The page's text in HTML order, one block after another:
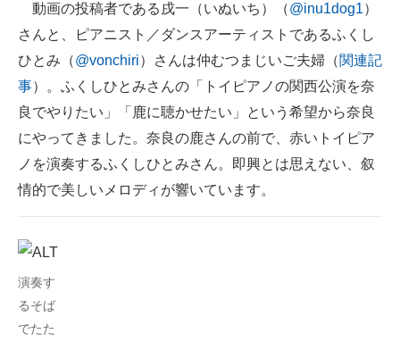
ビジネスと働き方のヒント
AI活用のいまが分かる
企業ITのトレンドを詳説
経営リーダーのコミュニティ
マーケ×ITの今がよく分かる
企業向けIT製品の総合サイト
IT製品の技術・比較・事例
製造業のIT導入・活用を支援
動画の投稿者である戌一（いぬいち）（@inu1dog1）
さんと、ピアニスト／ダンスアーティストであるふくし
ひとみ（@vonchiri）さんは仲むつまじいご夫婦（関連記
事）。ふくしひとみさんの「トイピアノの関西公演を奈
良でやりたい」「鹿に聴かせたい」という希望から奈良
にやってきました。奈良の鹿さんの前で、赤いトイピア
ノを演奏するふくしひとみさん。即興とは思えない、叙
情的で美しいメロディが響いています。
演奏す
るそば
でたた